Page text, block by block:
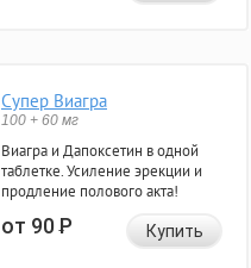
Супер Виагра
100 + 60 мг
Виагра и Дапоксетин в одной
таблетке. Усиление эрекции и
продление полового акта!
от 90Р Купить